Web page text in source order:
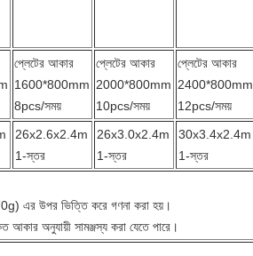
প্লেটের আকার
1600*800mm
8pcs/সময়
প্লেটের আকার
2000*800mm
10pcs/সময়
প্লেটের আকার
2400*800mm
12pcs/সময়
26x2.6x2.4m
1-স্তর
26x3.0x2.4m
1-স্তর
30x3.4x2.4m
1-স্তর
এর উপর ভিত্তি করে গণনা করা হয়।
আকার অনুযায়ী সামঞ্জস্য করা যেতে পারে।